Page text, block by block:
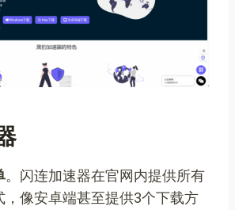
。闪连加速器在官网内提供所有
，像安卓端甚至提供3个下载方